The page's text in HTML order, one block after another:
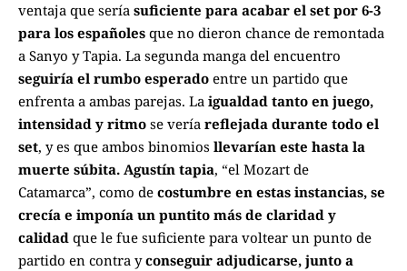
ventaja que sería suficiente para acabar el set por 6-3
para los españoles que no dieron chance de remontada
a Sanyo y Tapia. La segunda manga del encuentro
seguiría el rumbo esperado entre un partido que
enfrenta a ambas parejas. La igualdad tanto en juego,
intensidad y ritmo se vería reflejada durante todo el
set, y es que ambos binomios llevarían este hasta la
muerte súbita. Agustín tapia, “el Mozart de
Catamarca”, como de costumbre en estas instancias, se
crecía e imponía un puntito más de claridad y
calidad que le fue suficiente para voltear un punto de
partido en contra yconseguir adjudicarse, junto a